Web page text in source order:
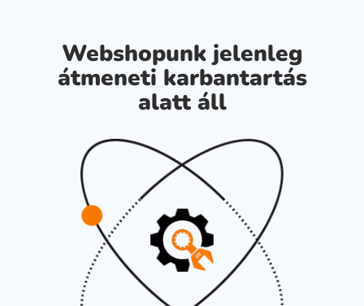
Webshopunk jelenleg
átmeneti karbantartás
alatt áll